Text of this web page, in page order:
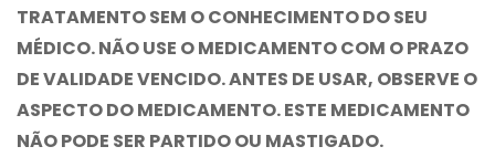
TRATAMENTO SEM O CONHECIMENTO DO SEU
MÉDICO. NÃO USE O MEDICAMENTO COM O PRAZO
DE VALIDADE VENCIDO. ANTES DE USAR, OBSERVE O
ASPECTO DO MEDICAMENTO. ESTE MEDICAMENTO
NÃO PODE SER PARTIDO OU MASTIGADO.